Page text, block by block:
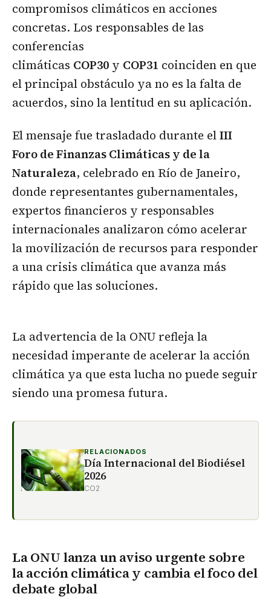
compromisos climáticos en acciones
concretas. Los responsables de las
conferencias
climáticas COP30 y COP31 coinciden en que
el principal obstáculo ya no es la falta de
acuerdos, sino la lentitud en su aplicación.
El mensaje fue trasladado durante elIII
Foro de Finanzas Climáticas y de la
Naturaleza, celebrado en Río de Janeiro,
donde representantes gubernamentales,
expertos financieros y responsables
internacionales analizaron cómo acelerar
la movilización de recursos para responder
a una crisis climática que avanza más
rápido que las soluciones.
La advertencia de la ONU refleja la
necesidad imperante de acelerar la acción
climática ya que esta lucha no puede seguir
siendo una promesa futura.
RELACIONADOS
Día Internacional del Biodiésel
2026
CO2
La ONU lanza un aviso urgente sobre
la acción climática y cambia el foco del
debate global